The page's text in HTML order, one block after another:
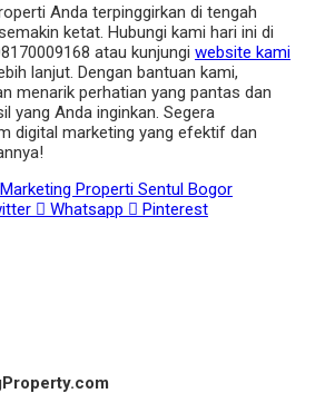
Anda terpinggirkan di tengah
ketat. Hubungi kami hari ini di
atau kunjungi website kami
lanjut. Dengan bantuan kami,
menarik perhatian yang pantas dan
yang Anda inginkan. Segera
digital marketing yang efektif dan
Properti Sentul Bogor
Whatsapp
Pinterest